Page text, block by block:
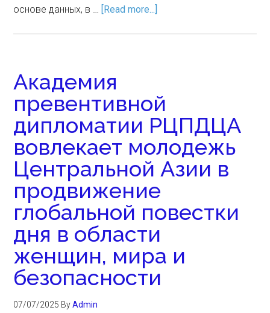
основе данных, в … [Read more...]
Академия
превентивной
дипломатии РЦПДЦА
вовлекает молодежь
Центральной Азии в
продвижение
глобальной повестки
дня в области
женщин, мира и
безопасности
07/07/2025 ByAdmin